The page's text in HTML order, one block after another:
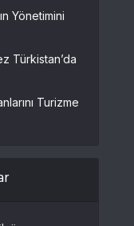
Yönetimini
Türkistan’da
Turizme